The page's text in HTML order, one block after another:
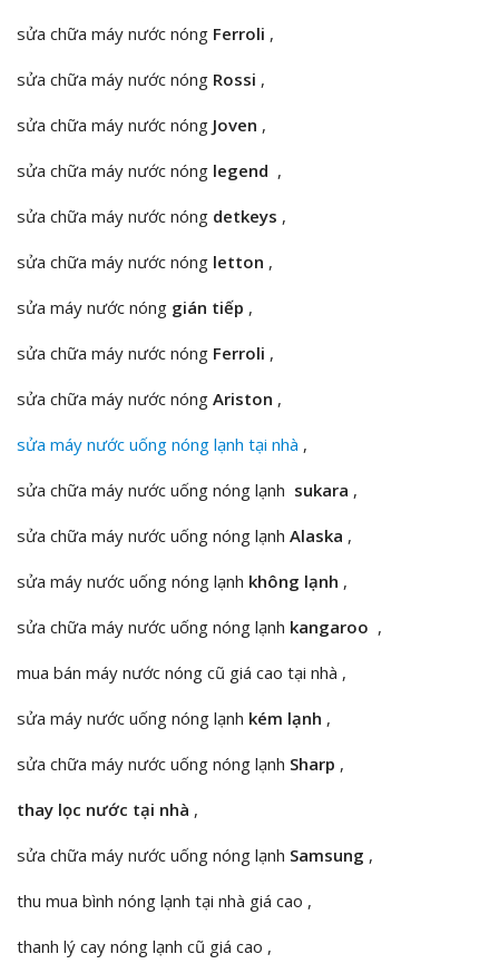
sửa chữa máy nước nóng Ferroli ,
sửa chữa máy nước nóng Rossi ,
sửa chữa máy nước nóng Joven ,
sửa chữa máy nước nóng legend ,
sửa chữa máy nước nóng detkeys ,
sửa chữa máy nước nóng letton ,
sửa máy nước nóng gián tiếp ,
sửa chữa máy nước nóng Ferroli ,
sửa chữa máy nước nóng Ariston ,
sửa máy nước uống nóng lạnh tại nhà ,
sửa chữa máy nước uống nóng lạnh sukara ,
sửa chữa máy nước uống nóng lạnh Alaska ,
sửa máy nước uống nóng lạnh không lạnh ,
sửa chữa máy nước uống nóng lạnh kangaroo ,
mua bán máy nước nóng cũ giá cao tại nhà ,
sửa máy nước uống nóng lạnh kém lạnh ,
sửa chữa máy nước uống nóng lạnh Sharp ,
thay lọc nước tại nhà ,
sửa chữa máy nước uống nóng lạnh Samsung ,
thu mua bình nóng lạnh tại nhà giá cao ,
thanh lý cay nóng lạnh cũ giá cao ,